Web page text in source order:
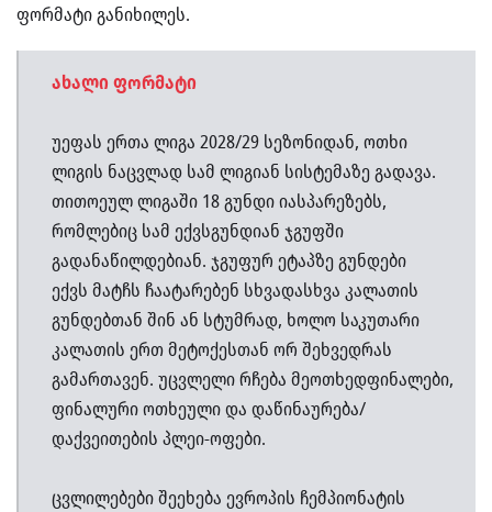
ფორმატი განიხილეს.
ახალი ფორმატი
უეფას ერთა ლიგა 2028/29 სეზონიდან, ოთხი
ლიგის ნაცვლად სამ ლიგიან სისტემაზე გადავა.
თითოეულ ლიგაში 18 გუნდი იასპარეზებს,
რომლებიც სამ ექვსგუნდიან ჯგუფში
გადანაწილდებიან. ჯგუფურ ეტაპზე გუნდები
ექვს მატჩს ჩაატარებენ სხვადასხვა კალათის
გუნდებთან შინ ან სტუმრად, ხოლო საკუთარი
კალათის ერთ მეტოქესთან ორ შეხვედრას
გამართავენ. უცვლელი რჩება მეოთხედფინალები,
ფინალური ოთხეული და დაწინაურება/
დაქვეითების პლეი-ოფები.
ცვლილებები შეეხება ევროპის ჩემპიონატის